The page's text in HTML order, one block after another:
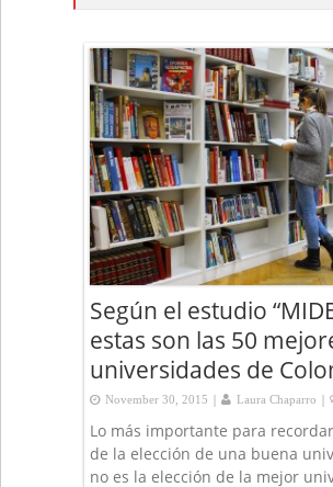
Según el estudio
estas son las 50
universidades de
November 30, 2015 | Laura Chaparro |
Lo más importante para
de la elección de una buena
no es la elección de la mejor